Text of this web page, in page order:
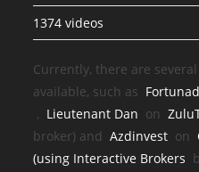
1374 videos
Currently, there are
available, such as
, Lieutenant Dan on
broker) andAzdinvest on
(using Interactive Brokers